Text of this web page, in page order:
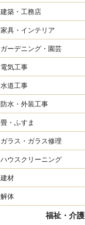
建築・工務店
家具・インテリア
ガーデニング・園芸
電気工事
水道工事
防水・外装工事
畳・ふすま
ガラス・ガラス修理
ハウスクリーニング
建材
解体
福祉・介護